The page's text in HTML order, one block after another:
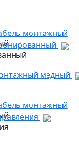
монтажный
медный
монтажный